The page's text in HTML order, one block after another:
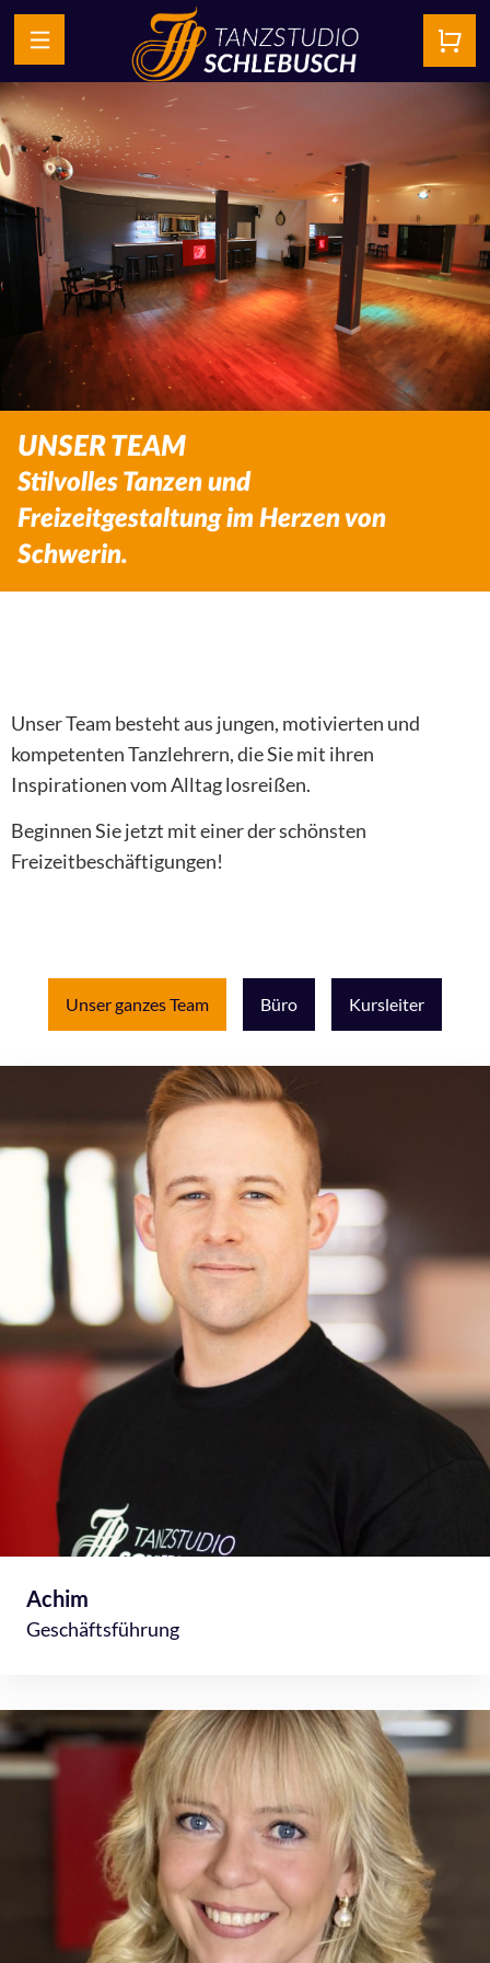
UNSER TEAM
Stilvolles Tanzen und
Freizeitgestaltung im Herzen von
Schwerin.
Unser Team besteht aus jungen, motivierten und
kompetenten Tanzlehrern, die Sie mit ihren
Inspirationen vom Alltag losreißen.
Beginnen Sie jetzt mit einer der schönsten
Freizeitbeschäftigungen!
Unser ganzes Team Büro Kursleiter
Achim
Geschäftsführung